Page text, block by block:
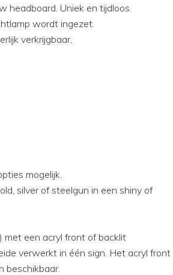
headboard. Uniek en tijdloos.
wordt ingezet.
verkrijgbaar,
mogelijk.
silver of steelgun in een shiny of
met een acryl front of backlit
verwerkt in één sign. Het acryl front
beschikbaar.